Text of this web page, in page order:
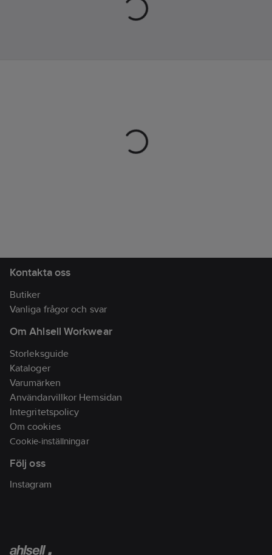
Kontakta oss
Butiker
Vanliga frågor och svar
Om Ahlsell Workwear
Storleksguide
Kataloger
Varumärken
Användarvillkor Hemsidan
Integritetspolicy
Om cookies
Cookie-inställningar
Följ oss
Instagram